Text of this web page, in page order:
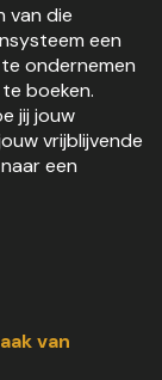
van die
een
ondernemen
boeken.
jij jouw
vrijblijvende
een
van